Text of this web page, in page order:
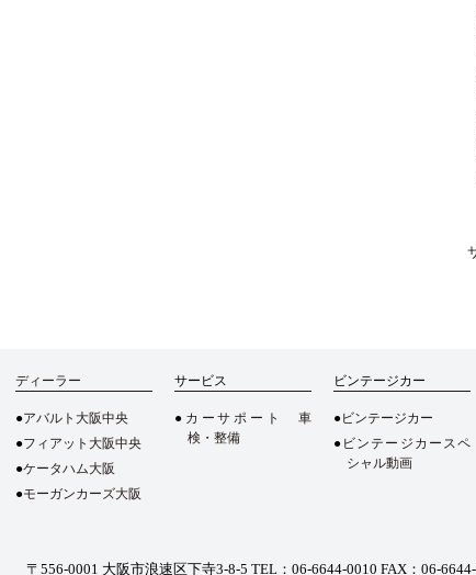
ディーラー
アバルト大阪中央
フィアット大阪中央
ケータハム大阪
モーガンカーズ大阪
サービス
カーサポート 車
検・整備
ビンテージカー
ビンテージカー
ビンテージカースペ
シャル動画
〒556-0001 大阪市浪速区下寺3-8-5 TEL：06-6644-0010 FAX：06-